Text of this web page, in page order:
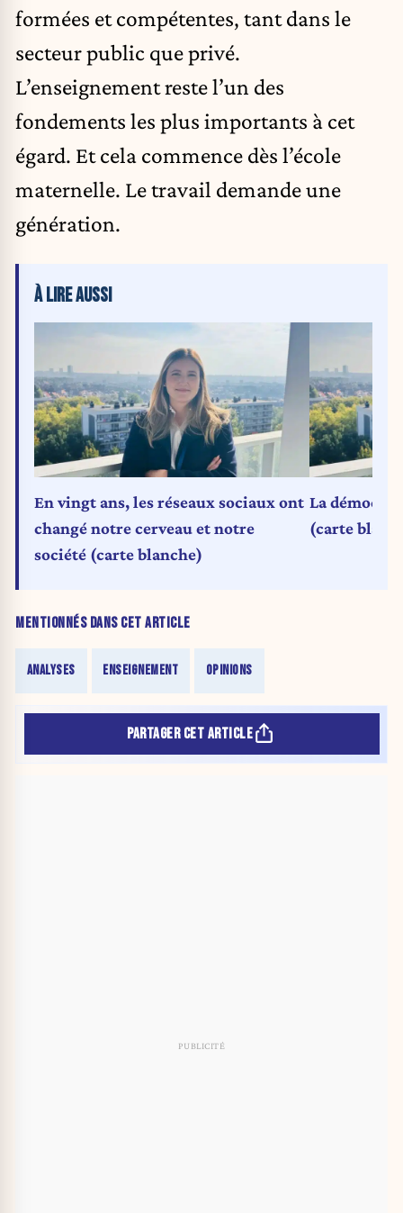
formées et compétentes, tant dans le
secteur public que privé.
L’enseignement reste l’un des
fondements les plus importants à cet
égard. Et cela commence dès l’école
maternelle. Le travail demande une
génération.
MENTIONNÉS DANS CET ARTICLE
ANALYSES ENSEIGNEMENT OPINIONS
À LIRE AUSSI
En vingt ans, les réseaux sociaux ont
changé notre cerveau et notre
société (carte blanche)
La
(carte
PARTAGER CET ARTICLE